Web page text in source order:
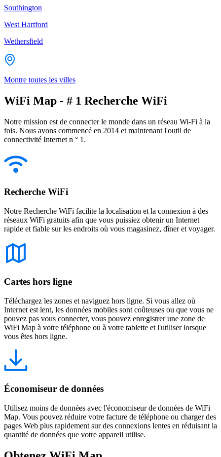
Southington
West Hartford
Wethersfield
Montre toutes les villes
WiFi Map - # 1 Recherche WiFi
Notre mission est de connecter le monde dans un réseau Wi-Fi à la
fois. Nous avons commencé en 2014 et maintenant l'outil de
connectivité Internet n ° 1.
Recherche WiFi
Notre Recherche WiFi facilite la localisation et la connexion à des
réseaux WiFi gratuits afin que vous puissiez obtenir un Internet
rapide et fiable sur les endroits où vous magasinez, dîner et voyager.
Cartes hors ligne
Téléchargez les zones et naviguez hors ligne. Si vous allez où
Internet est lent, les données mobiles sont coûteuses ou que vous ne
pouvez pas vous connecter, vous pouvez enregistrer une zone de
WiFi Map à votre téléphone ou à votre tablette et l'utiliser lorsque
vous êtes hors ligne.
Économiseur de données
Utilisez moins de données avec l'économiseur de données de WiFi
Map. Vous pouvez réduire votre facture de téléphone ou charger des
pages Web plus rapidement sur des connexions lentes en réduisant la
quantité de données que votre appareil utilise.